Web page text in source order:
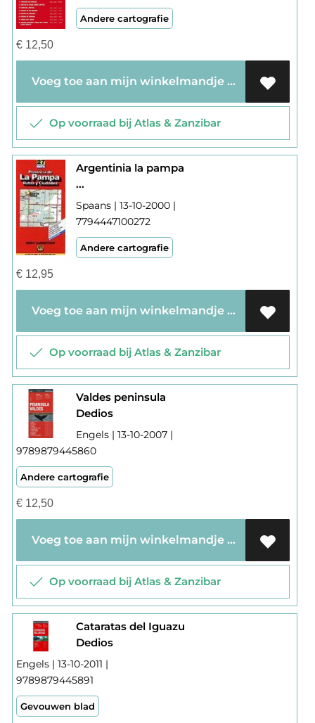
Andere cartografie
€12,50
Voeg toe aan mijn winkelmandje
Op voorraad bij Atlas & Zanzibar
Argentinia la pampa
...
Spaans | 13-10-2000 |
7794447100272
Andere cartografie
€12,95
Voeg toe aan mijn winkelmandje
Op voorraad bij Atlas & Zanzibar
Valdes peninsula
Dedios
Engels | 13-10-2007 |
9789879445860
Andere cartografie
€12,50
Voeg toe aan mijn winkelmandje
Op voorraad bij Atlas & Zanzibar
Cataratas del Iguazu
Dedios
Engels | 13-10-2011 |
9789879445891
Gevouwen blad